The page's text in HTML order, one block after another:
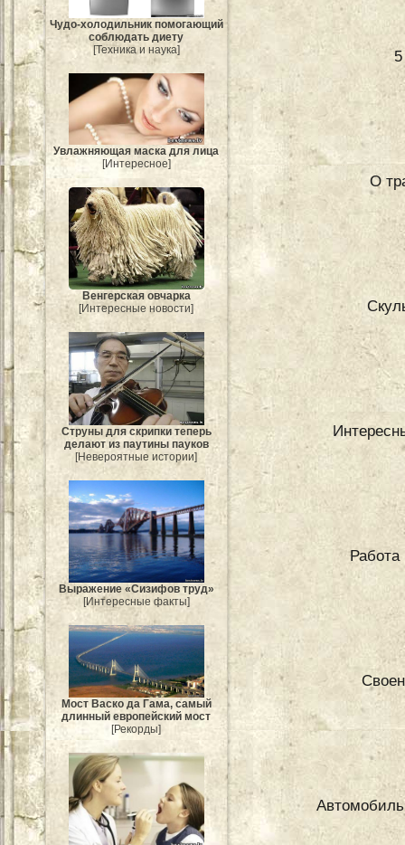
Чудо-холодильник помогающий
соблюдать диету
[Техника и наука]
Увлажняющая маска для лица
[Интересное]
Венгерская овчарка
[Интересные новости]
Струны для скрипки теперь
делают из паутины пауков
[Невероятные истории]
Выражение «Сизифов труд»
[Интересные факты]
Мост Васко да Гама, самый
длинный европейский мост
[Рекорды]
О
Работа